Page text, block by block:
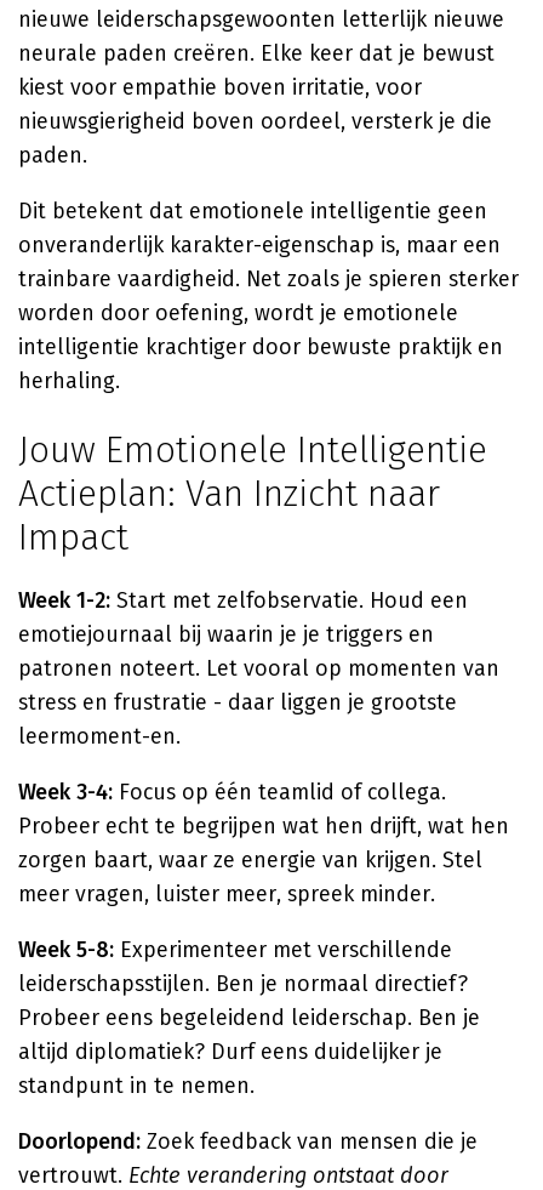
nieuwe leiderschapsgewoonten letterlijk nieuwe
neurale paden creëren. Elke keer dat je bewust
kiest voor empathie boven irritatie, voor
nieuwsgierigheid boven oordeel, versterk je die
paden.
Dit betekent dat emotionele intelligentie geen
onveranderlijk karakter-eigenschap is, maar een
trainbare vaardigheid. Net zoals je spieren sterker
worden door oefening, wordt je emotionele
intelligentie krachtiger door bewuste praktijk en
herhaling.
Jouw Emotionele Intelligentie
Actieplan: Van Inzicht naar
Impact
Week 1-2: Start met zelfobservatie. Houd een
emotiejournaal bij waarin je je triggers en
patronen noteert. Let vooral op momenten van
stress en frustratie - daar liggen je grootste
leermoment-en.
Week 3-4: Focus op één teamlid of collega.
Probeer echt te begrijpen wat hen drijft, wat hen
zorgen baart, waar ze energie van krijgen. Stel
meer vragen, luister meer, spreek minder.
Week 5-8: Experimenteer met verschillende
leiderschapsstijlen. Ben je normaal directief?
Probeer eens begeleidend leiderschap. Ben je
altijd diplomatiek? Durf eens duidelijker je
standpunt in te nemen.
Doorlopend: Zoek feedback van mensen die je
vertrouwt. Echte verandering ontstaat door